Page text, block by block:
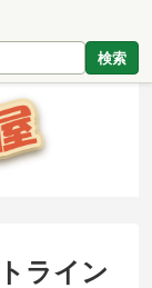
検索
ライン